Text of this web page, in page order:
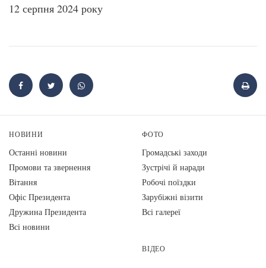
12 серпня 2024 року
НОВИНИ
Останні новини
Промови та звернення
Вiтання
Офіс Президента
Дружина Президента
Всі новини
ФОТО
Громадські заходи
Зустрічі й наради
Робочі поїздки
Зарубіжні візити
Всі галереї
ВІДЕО